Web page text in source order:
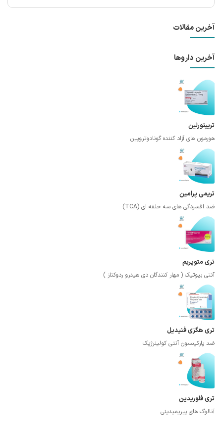
آخرین مقالات
آخرین داروها
تریپتورلین
هورمون های آزاد کننده گونادوتروپین
تریمی پرامین
ضد افسردگی های سه حلقه ای (TCA)
تری متوپریم
آنتی بیوتیک ( مهار کنندگان دی هیدرو ردوکتاز )
تری هگزی فنیدیل
ضد پارکینسون آنتی کولینرژیک
تری فلوریدین
آنالوگ های پیریمیدینی